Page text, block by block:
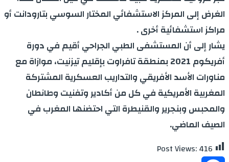
الغرض إلى المركز الاستشفائي المختار السوسي بتارودانت أو
مراكز استشفائية أخرى .
يشار إلى أن المستشفى الطبي الجراحي أقيم في دورة
أفريكوم 2021 بمنطقة تافراوت بإقليم تيزنيت، موازاة مع
مناورات الأسد الأفريقي والتداريب العسكرية المشتركة
المغربية الأمريكية في كل من أكادير وتفنيت وطانطان
والمحبس وبنجرير والقنيطرة التي احتضنها المغرب في
الصيف الماضي.
Post Views:416